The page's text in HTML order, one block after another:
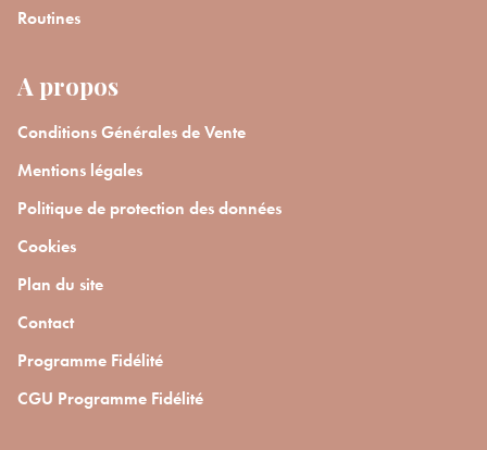
Routines
A propos
Conditions Générales de Vente
Mentions légales
Politique de protection des données
Cookies
Plan du site
Contact
Programme Fidélité
CGU Programme Fidélité